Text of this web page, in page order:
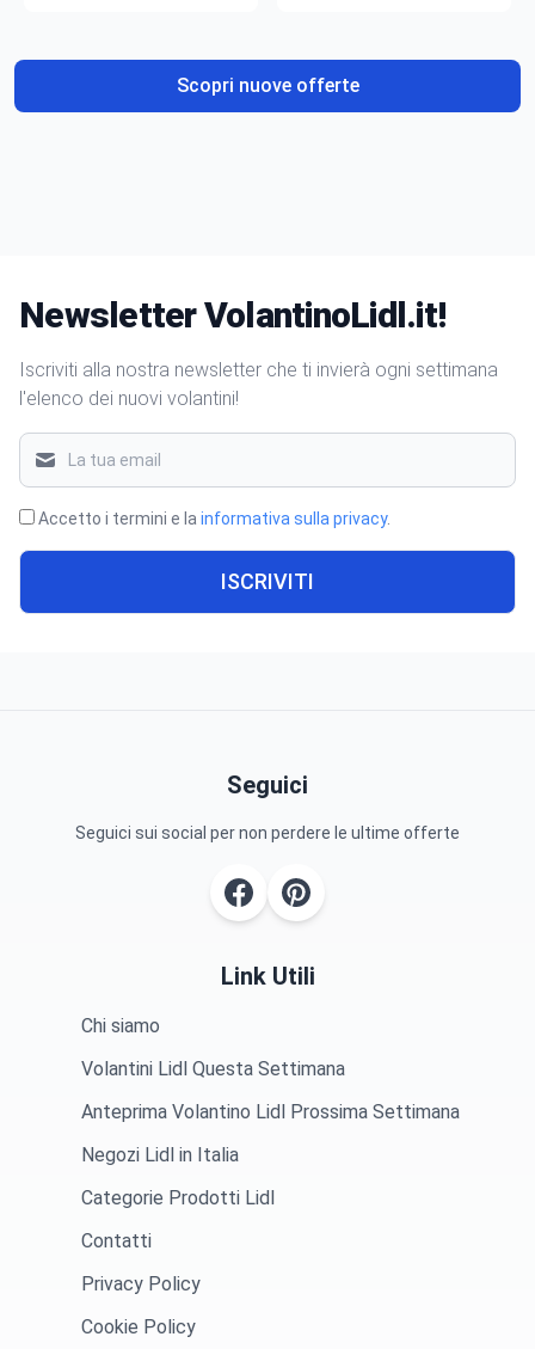
Scopri nuove offerte
Newsletter VolantinoLidl.it!
Iscriviti alla nostra newsletter che ti invierà ogni settimana
l'elenco dei nuovi volantini!
Accetto i termini e la informativa sulla privacy.
ISCRIVITI
Seguici
Seguici sui social per non perdere le ultime offerte
Link Utili
Chi siamo
Volantini Lidl Questa Settimana
Anteprima Volantino Lidl Prossima Settimana
Negozi Lidl in Italia
Categorie Prodotti Lidl
Contatti
Privacy Policy
Cookie Policy